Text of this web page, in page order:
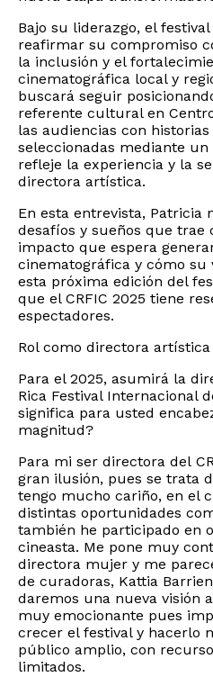
Bajo su liderazgo, el
reafirmar su compromiso
la inclusión y el
cinematográfica local y
buscará seguir
referente cultural en
las audiencias con
seleccionadas mediante
refleje la experiencia y la
directora artística.
En esta entrevista, Patricia
desafíos y sueños que trae
impacto que espera
cinematográfica y cómo su
esta próxima edición del
que el CRFIC 2025 tiene
espectadores.
Rol como directora artística
Para el 2025, asumirá la
Rica Festival Internacional
significa para usted
magnitud?
Para mi ser directora del
gran ilusión, pues se trata
tengo mucho cariño, en el
distintas oportunidades
también he participado en
cineasta. Me pone muy
directora mujer y me
de curadoras, Kattia
daremos una nueva visión
muy emocionante pues
crecer el festival y hacerlo
público amplio, con
limitados.